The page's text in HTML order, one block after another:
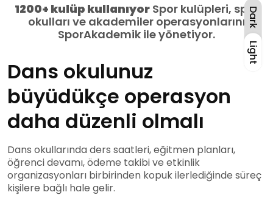
1200+ kulüp kullanıyor Spor kulüpleri, spor
okulları ve akademiler operasyonlarını
SporAkademik ile yönetiyor.
Dans okulunuz
büyüdükçe operasyon
daha düzenli olmalı
Dans okullarında ders saatleri, eğitmen planları,
öğrenci devamı, ödeme takibi ve etkinlik
organizasyonları birbirinden kopuk ilerlediğinde süreç
kişilere bağlı hale gelir.
Dark
Light
Light